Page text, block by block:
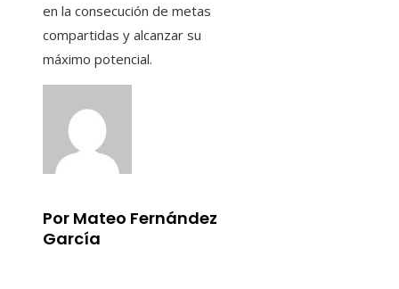
en la consecución de metas
compartidas y alcanzar su
máximo potencial.
Por Mateo Fernández
García